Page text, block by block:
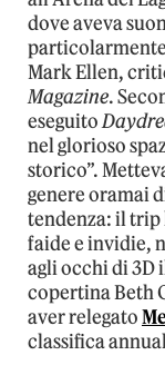
dove aveva
Mark Ellen,
Magazine.
eseguito
nel glorioso
storico”.
genere oramai
tendenza: il trip
faide e invidie,
agli occhi di 3D
copertina Beth
aver relegato
classifica